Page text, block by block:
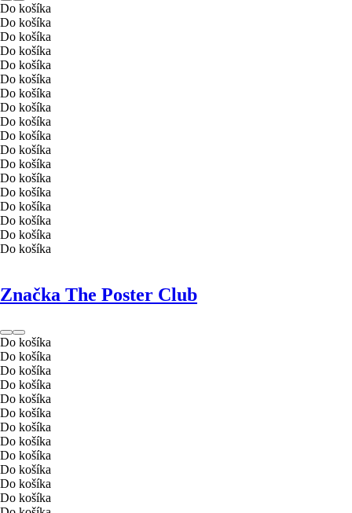
Do košíka
Do košíka
Do košíka
Do košíka
Do košíka
Do košíka
Do košíka
Do košíka
Do košíka
Do košíka
Do košíka
Do košíka
Do košíka
Do košíka
Do košíka
Do košíka
Do košíka
Do košíka
Značka The Poster Club
Do košíka
Do košíka
Do košíka
Do košíka
Do košíka
Do košíka
Do košíka
Do košíka
Do košíka
Do košíka
Do košíka
Do košíka